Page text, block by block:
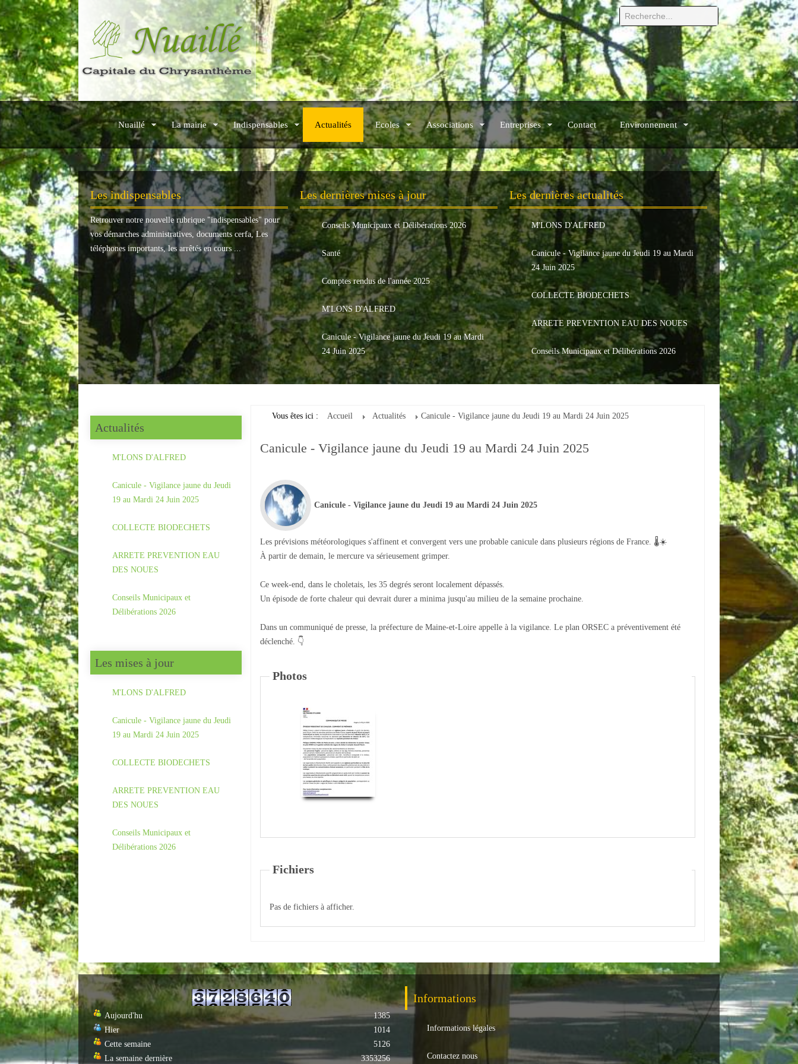
Nuaillé La mairie Indispensables Actualités Ecoles Associations Entreprises Contact Environnement
.
Les indispensables
Retrouver notre nouvelle rubrique "indispensables" pour
vos démarches administratives, documents cerfa, Les
téléphones importants, les arrêtés en cours ...
Les dernières mises à jour
Conseils Municipaux et Délibérations 2026
Santé
Comptes rendus de l'année 2025
M'LONS D'ALFRED
Canicule - Vigilance jaune du Jeudi 19 au Mardi
24 Juin 2025
Les dernières actualités
M'LONS D'ALFRED
Canicule - Vigilance jaune du Jeudi 19 au Mardi
24 Juin 2025
COLLECTE BIODECHETS
ARRETE PREVENTION EAU DES NOUES
Conseils Municipaux et Délibérations 2026
Actualités
M'LONS D'ALFRED
Canicule - Vigilance jaune du Jeudi
19 au Mardi 24 Juin 2025
COLLECTE BIODECHETS
ARRETE PREVENTION EAU
DES NOUES
Conseils Municipaux et
Délibérations 2026
Les mises à jour
M'LONS D'ALFRED
Canicule - Vigilance jaune du Jeudi
19 au Mardi 24 Juin 2025
COLLECTE BIODECHETS
ARRETE PREVENTION EAU
DES NOUES
Conseils Municipaux et
Délibérations 2026
Vous êtes ici : Accueil Actualités Canicule - Vigilance jaune du Jeudi 19 au Mardi 24 Juin 2025
Canicule - Vigilance jaune du Jeudi 19 au Mardi 24 Juin 2025
Canicule - Vigilance jaune du Jeudi 19 au Mardi 24 Juin 2025
Les prévisions météorologiques s'affinent et convergent vers une probable canicule dans plusieurs régions de France. 🌡☀️
À partir de demain, le mercure va sérieusement grimper.
Ce week-end, dans le choletais, les 35 degrés seront localement dépassés.
Un épisode de forte chaleur qui devrait durer a minima jusqu'au milieu de la semaine prochaine.
Dans un communiqué de presse, la préfecture de Maine-et-Loire appelle à la vigilance. Le plan ORSEC a préventivement été
déclenché. 👇
Photos
Fichiers
Pas de fichiers à afficher.
Aujourd'hu
Hier
Cette semaine
La semaine dernière
1385
1014
5126
3353256
Informations
Informations légales
Contactez nous